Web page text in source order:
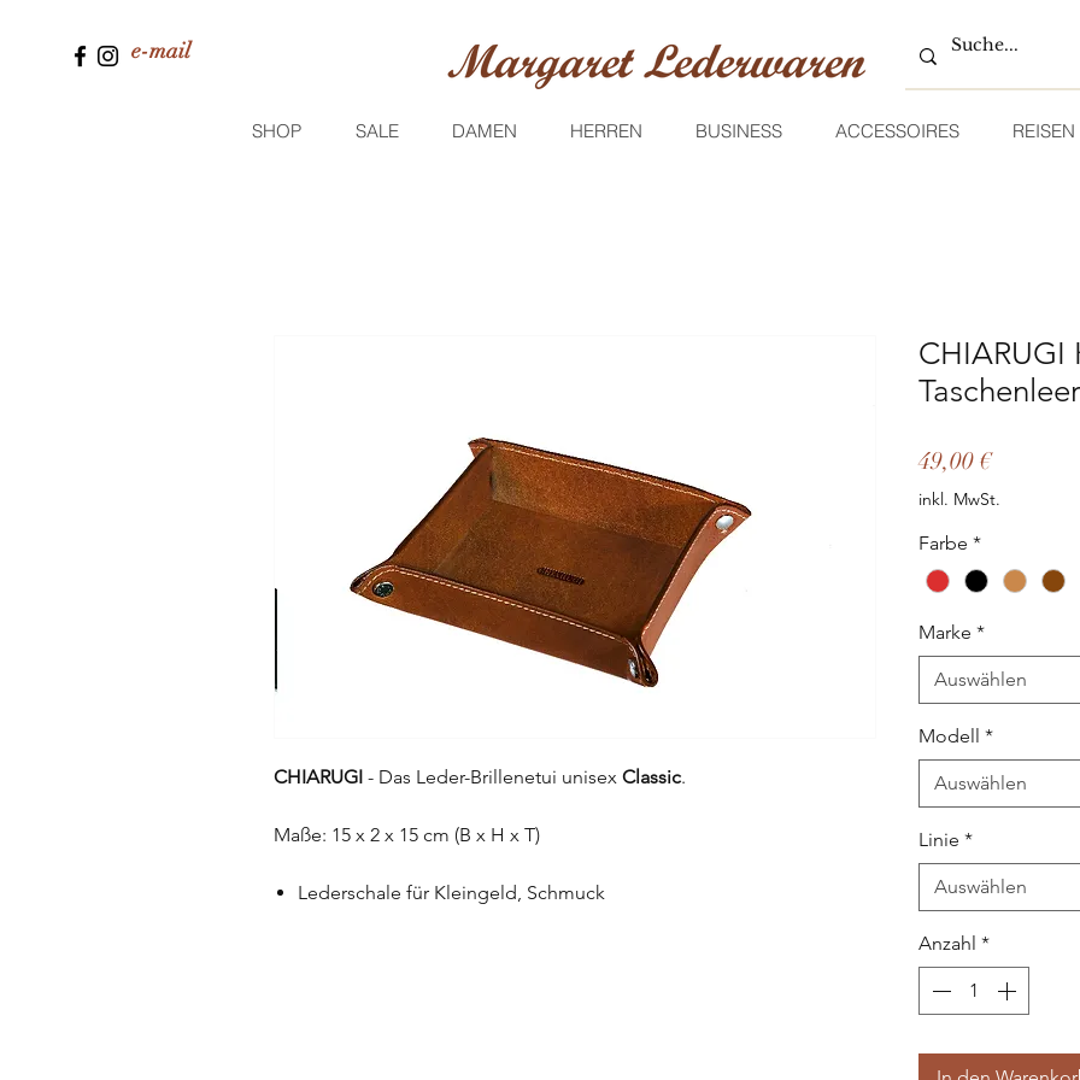
e-mail
SHOP SALE DAMEN HERREN BUSINESS ACCESSOIRES REISEN
CHIARUGI - Das Leder-Brillenetui unisex Classic.
Maße: 15 x 2 x 15 cm (B x H x T)
Lederschale für Kleingeld, Schmuck
49,00 €Preis
inkl. MwSt.
Farbe *
Marke *
Auswählen
Modell *
Auswählen
Linie *
Auswählen
Anzahl *